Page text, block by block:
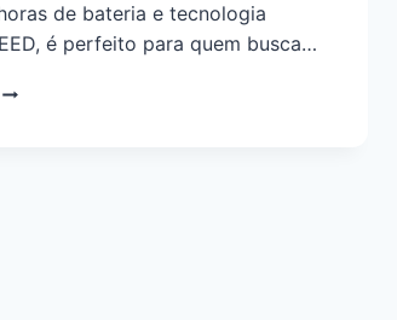
de bateria e tecnologia
é perfeito para quem busca…